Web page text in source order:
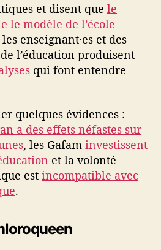
et disent que le
le modèle de l’école
enseignant·es et des
l’éducation produisent
qui font entendre
quelques évidences :
a des effets néfastes sur
, les Gafam investissent
et la volonté
est incompatible avec
.